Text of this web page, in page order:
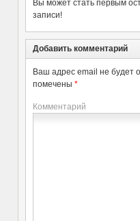
Вы может стать первым
записи!
Добавить комментарий
Ваш адрес email не будет
помечены *
Комментарий